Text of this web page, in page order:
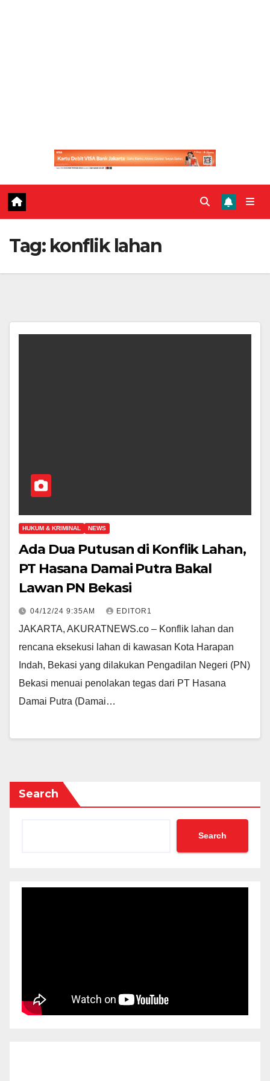
Tag: konflik lahan
HUKUM & KRIMINAL NEWS
Ada Dua Putusan di Konflik Lahan,
PT Hasana Damai Putra Bakal
Lawan PN Bekasi
04/12/24 9:35AM EDITOR1
JAKARTA, AKURATNEWS.co – Konflik lahan dan
rencana eksekusi lahan di kawasan Kota Harapan
Indah, Bekasi yang dilakukan Pengadilan Negeri (PN)
Bekasi menuai penolakan tegas dari PT Hasana
Damai Putra (Damai…
Search
Search